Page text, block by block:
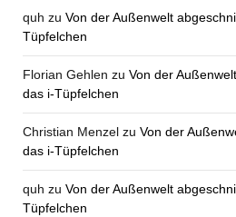
quh zu Von der Außenwelt
Tüpfelchen
Florian Gehlen zu Von der
das i-Tüpfelchen
Christian Menzel zu Von der
das i-Tüpfelchen
quh zu Von der Außenwelt
Tüpfelchen